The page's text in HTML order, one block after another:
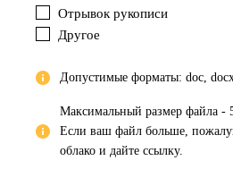
Отрывок рукописи
Другое
Допустимые форматы: doc,
Максимальный размер файла -
Если ваш файл больше,
облако и дайте ссылку.